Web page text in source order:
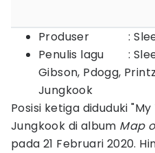
Produser : Sleep
Penulis lagu :
Gibson, Pdogg,
Jungkook
Posisi ketiga diduduki
Jungkook di album Map
pada 21 Februari 2020.